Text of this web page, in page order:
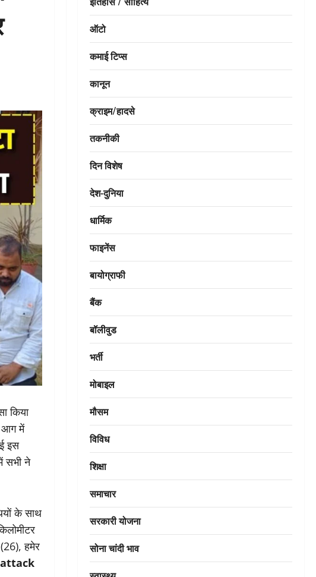
किया
आग में
इस
सभी ने
के साथ
हमेर
ऑटो
कमाई टिप्स
कानून
क्राइम/हादसे
तकनीकी
दिन विशेष
देश-दुनिया
धार्मिक
फाइनेंस
बायोग्राफी
बैंक
बॉलीवुड
भर्ती
मोबाइल
मौसम
विविध
शिक्षा
समाचार
सरकारी योजना
सोना चांदी भाव